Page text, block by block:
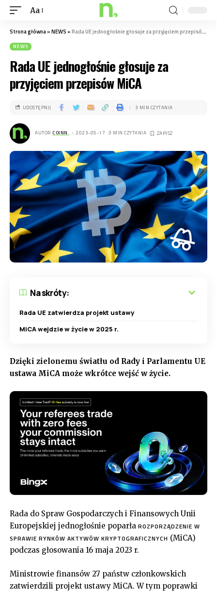
Aa
Strona główna»NEWS »Rada UE jednogłośnie głosuje za przyjęciem przepisów MiCA
NEWS
Rada UE jednogłośnie głosuje za
przyjęciem przepisów MiCA
AUTOR COINN. . 2023-05-17 3 MIN CZYTANIA
UDOSTĘPNIJ 3 MIN CZYTANIA
Na skróty:
Rada UE zatwierdza projekt ustawy
MiCA wejdzie w życie w 2025 r.
Dzięki zielonemu światłu od Rady i Parlamentu UE
ustawa MiCA może wkrótce wejść w życie.
Rada do Spraw Gospodarczych i Finansowych Unii
Europejskiej jednogłośnie poparła ROZPORZĄDZENIE W
SPRAWIE RYNKÓW AKTYWÓW KRYPTOGRAFICZNYCH (MiCA)
podczas głosowania 16 maja 2023 r.
Ministrowie finansów 27 państw członkowskich
zatwierdzili projekt ustawy MiCA. W tym poprawki